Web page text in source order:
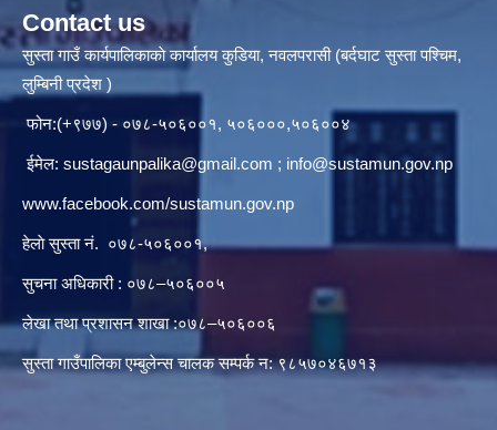
Contact us
सुस्ता गाउँ कार्यपालिकाकाे कार्यालय कुडिया, नवलपरासी (बर्दघाट सुस्ता पश्चिम,
लुम्बिनी प्रदेश )
फोन:(+९७७) - ०७८-५०६००१, ५०६०००,५०६००४
ईमेल: sustagaunpalika@gmail.com ; info@sustamun.gov.np
www.facebook.com/sustamun.gov.np
हेलाे सुस्ता नं. ०७८-५०६००१,
सुचना अधिकारी : ०७८–५०६००५
लेखा तथा प्रशासन शाखा :०७८–५०६००६
सुस्ता गाउँपालिका एम्बुलेन्स चालक सम्पर्क न‌‍: ९८५७०४६७१३